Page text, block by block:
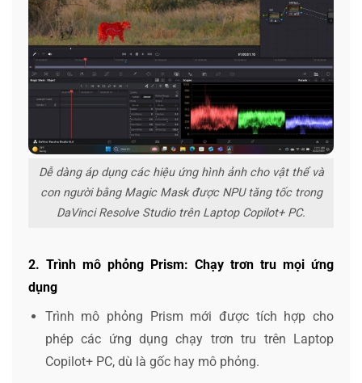
Dễ dàng áp dụng các hiệu ứng hình ảnh cho vật thể và
con người bằng Magic Mask được NPU tăng tốc trong
DaVinci Resolve Studio trên Laptop Copilot+ PC.
2. Trình mô phỏng Prism: Chạy trơn tru mọi ứng
dụng
Trình mô phỏng Prism mới được tích hợp cho
phép các ứng dụng chạy trơn tru trên Laptop
Copilot+ PC, dù là gốc hay mô phỏng.